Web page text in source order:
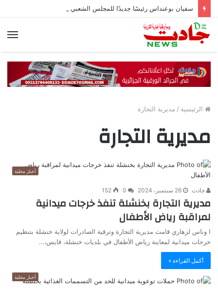
الرئيسية / مديرية التجارة
مديرية التجارة
أخبار محلية
جادت 26 سبتمبر، 2024 0
152
مديرية التجارة بخنشلة تنفذ خرجات ميدانية
لمراقبة رياض الأطفال
ا وناس لزهاري قامت مديرية التجارة وترقية الصادرات لولاية خنشلة بتنظيم
خرجات ميدانية لمعاينة رياض الأطفال في بلديات خنشلة، قايس،…
أكمل القراءة »
أخبار محلية